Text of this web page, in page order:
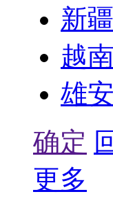
新疆
越南
雄安
确定
更多